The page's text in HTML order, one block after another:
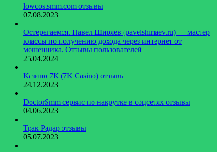
lowcostsmm.com отзывы
07.08.2023
Остерегаемся. Павел Ширяев (pavelshiriaev.ru) — мастер
классы по получению дохода через интернет от
мошенника. Отзывы пользователей
25.04.2024
Казино 7К (7K Casino) отзывы
24.12.2023
DoctorSmm сервис по накрутке в соцсетях отзывы
04.06.2023
Трак Радар отзывы
05.07.2023